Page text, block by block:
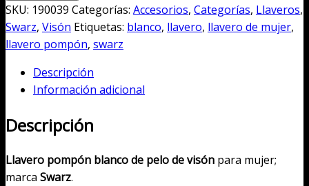
blanco
de
pelo
visón
cantidad
SKU: 190039 Categorías: Accesorios, Categorías, Llaveros,
Swarz, Visón Etiquetas: blanco, llavero, llavero de mujer,
llavero pompón, swarz
Descripción
Información adicional
Descripción
Llavero pompón blanco de pelo de visón para mujer;
marca Swarz.